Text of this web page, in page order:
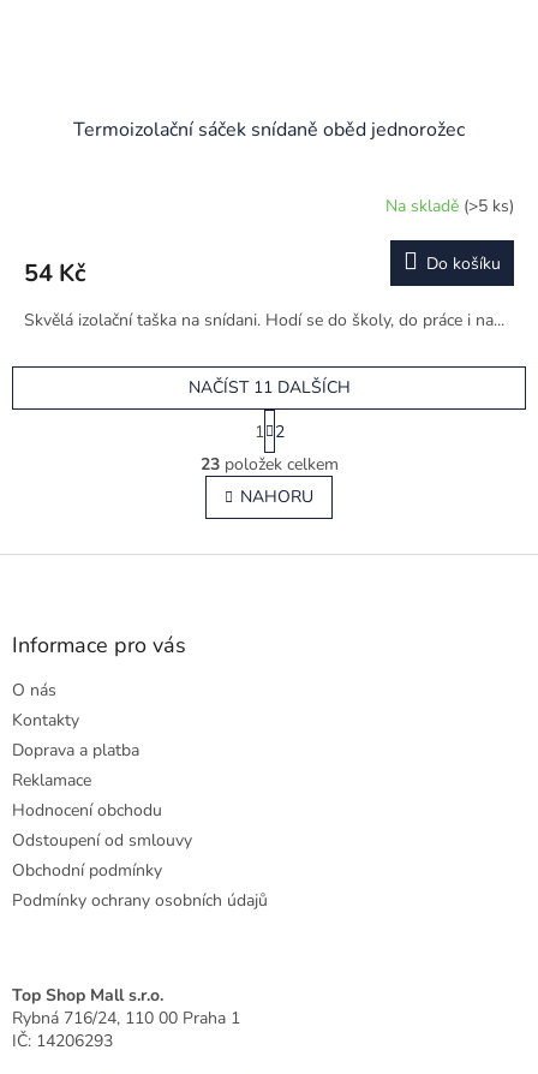
Termoizolační sáček snídaně oběd jednorožec
Na skladě (>5 ks)
54 Kč Do košíku
Skvělá izolační taška na snídani. Hodí se do školy, do práce i na...
O
v
l
á
NAČÍST 11 DALŠÍCH
S
t
r
á
n
k
v
1 2
23položek celkem
NAHORU
Z
Informace pro vás
O nás
Kontakty
Doprava a platba
Reklamace
Hodnocení obchodu
Odstoupení od smlouvy
Obchodní podmínky
Podmínky ochrany osobních údajů
Top Shop Mall s.r.o.
Rybná 716/24, 110 00 Praha 1
IČ: 14206293